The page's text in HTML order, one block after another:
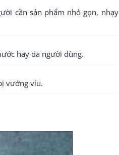
cần sản phẩm nhỏ gọn, nhạy
hay da người dùng.
vướng víu.